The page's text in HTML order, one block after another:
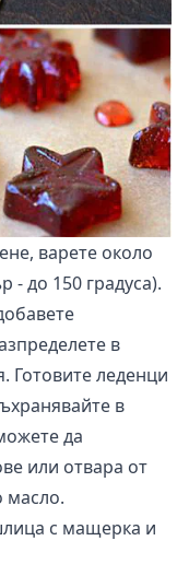
варете около
- до 150 градуса).
в
Готовите леденци
в
да
или отвара от
масло.
с мащерка и